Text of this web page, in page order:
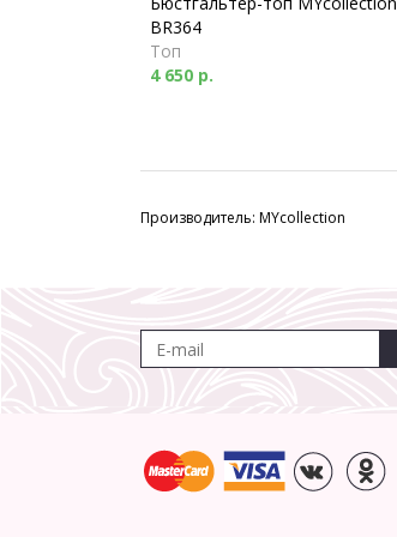
BR364
Топ
4 650 р.
Производитель: MYcollection